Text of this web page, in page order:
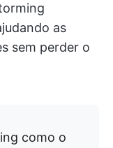
as
sem perder o
como o